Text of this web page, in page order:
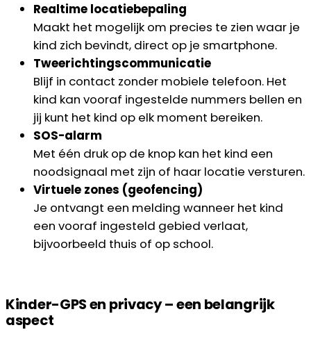
Realtime locatiebepaling
Maakt het mogelijk om precies te zien waar je
kind zich bevindt, direct op je smartphone.
Tweerichtingscommunicatie
Blijf in contact zonder mobiele telefoon. Het
kind kan vooraf ingestelde nummers bellen en
jij kunt het kind op elk moment bereiken.
SOS-alarm
Met één druk op de knop kan het kind een
noodsignaal met zijn of haar locatie versturen.
Virtuele zones (geofencing)
Je ontvangt een melding wanneer het kind
een vooraf ingesteld gebied verlaat,
bijvoorbeeld thuis of op school.
Kinder-GPS en privacy – een belangrijk
aspect